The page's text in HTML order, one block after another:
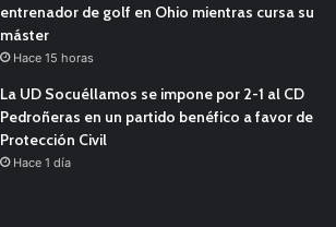
entrenador de golf en Ohio mientras cursa su
máster
Hace 15 horas
La UD Socuéllamos se impone por 2-1 al CD
Pedroñeras en un partido benéfico a favor de
Protección Civil
Hace 1 día